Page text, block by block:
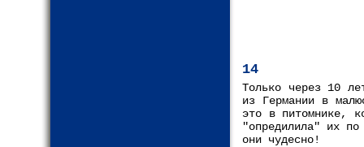
14
Только через 10
из Германии в
это в питомнике,
"опредилила" их по
они чудесно!